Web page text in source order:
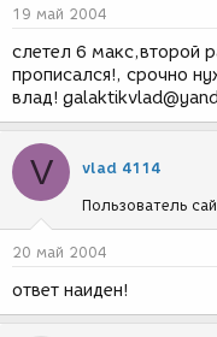
ы
и
я
19 май 2004
слетел 6 макс,второй
прописался!, срочно
влад!
V vlad 4114
Пользователь
20 май 2004
ответ наиден!